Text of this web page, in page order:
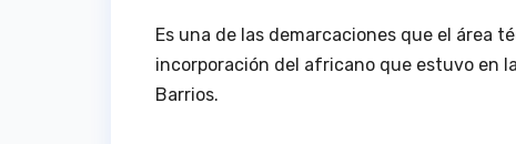
Es una de las demarcaciones que el área
incorporación del africano que estuvo en
Barrios.